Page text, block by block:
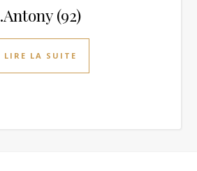
.Antony (92)
LIRE LA SUITE